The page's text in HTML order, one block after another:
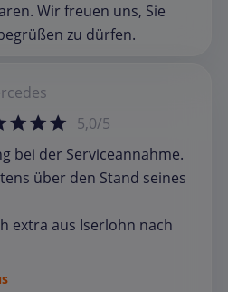
Wir freuen uns, Sie
zu dürfen.
5,0/5
bei der Serviceannahme.
über den Stand seines
extra aus Iserlohn nach